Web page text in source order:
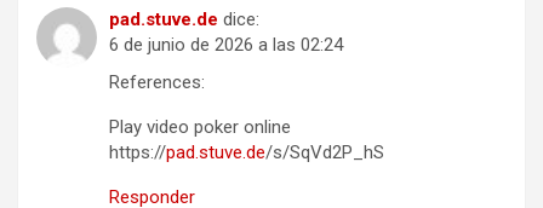
pad.stuve.de dice:
6 de junio de 2026 a las 02:24
References:
Play video poker online
https://pad.stuve.de/s/SqVd2P_hS
Responder